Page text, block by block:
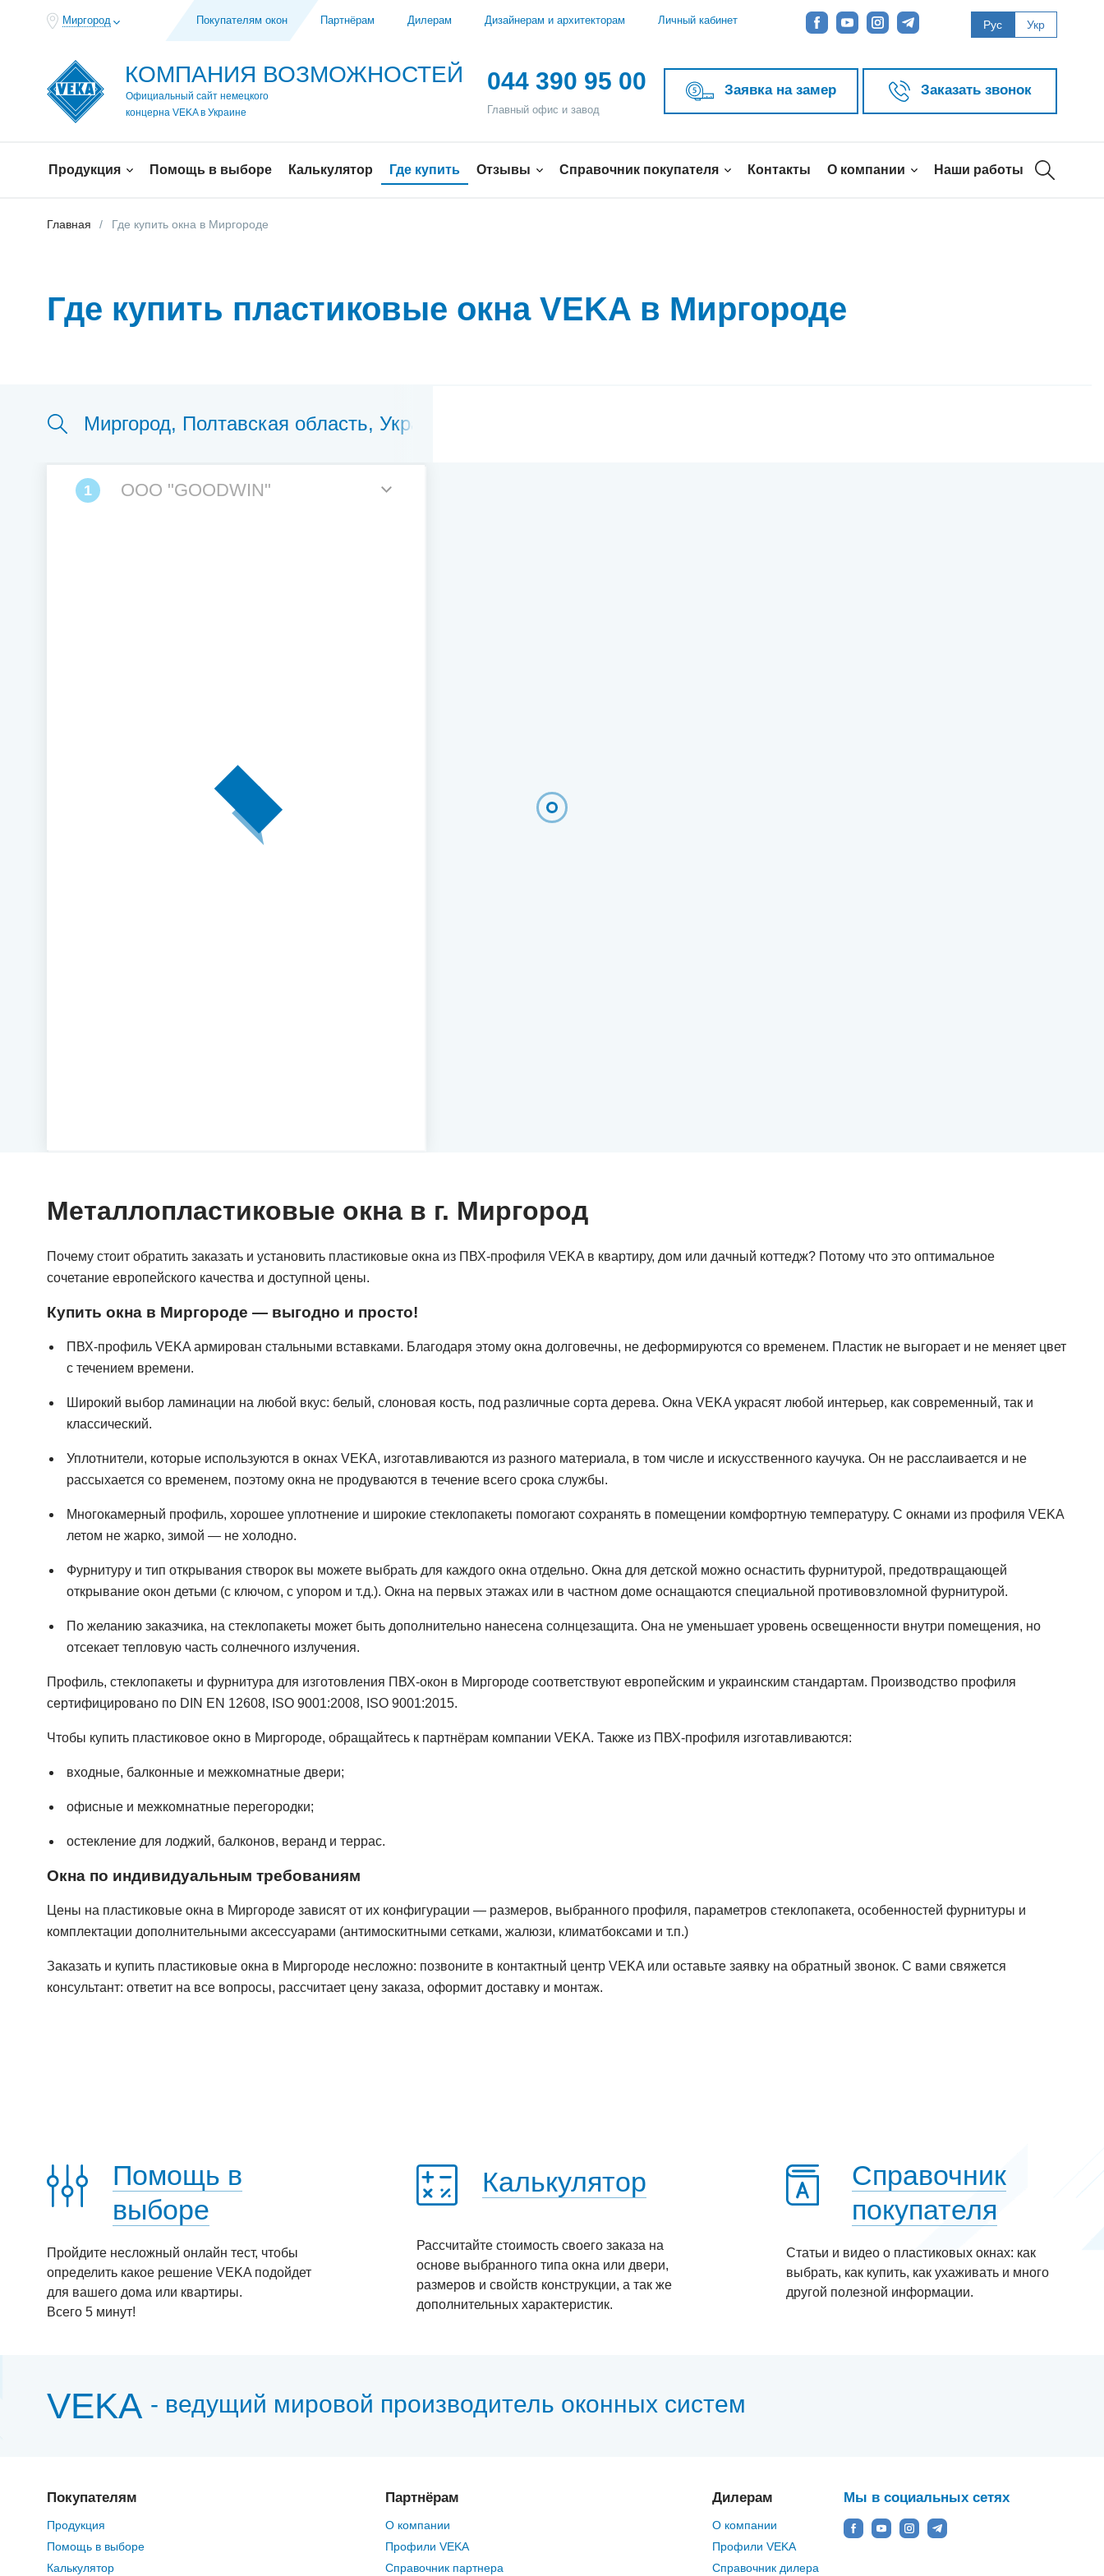
Миргород Покупателям окон Партнёрам Дилерам Дизайнерам и архитекторам Личный кабинет Рус Укр
КОМПАНИЯ ВОЗМОЖНОСТЕЙ
Официальный сайт немецкого
концерна VEKA в Украине
044 390 95 00
Главный офис и завод
Заявка на замер Заказать звонок
Продукция Помощь в выборе Калькулятор Где купить Отзывы Справочник покупателя Контакты О компании Наши работы
Главная Где купить окна в Миргороде
Где купить пластиковые окна VEKA в Миргороде
1 ООО "GOODWIN"
Металлопластиковые окна в г. Миргород
Почему стоит обратить заказать и установить пластиковые окна из ПВХ-профиля VEKA в квартиру, дом или дачный коттедж? Потому что это оптимальное
сочетание европейского качества и доступной цены.
Купить окна в Миргороде — выгодно и просто!
ПВХ-профиль VEKA армирован стальными вставками. Благодаря этому окна долговечны, не деформируются со временем. Пластик не выгорает и не меняет цвет
с течением времени.
Широкий выбор ламинации на любой вкус: белый, слоновая кость, под различные сорта дерева. Окна VEKA украсят любой интерьер, как современный, так и
классический.
Уплотнители, которые используются в окнах VEKA, изготавливаются из разного материала, в том числе и искусственного каучука. Он не расслаивается и не
рассыхается со временем, поэтому окна не продуваются в течение всего срока службы.
Многокамерный профиль, хорошее уплотнение и широкие стеклопакеты помогают сохранять в помещении комфортную температуру. С окнами из профиля VEKA
летом не жарко, зимой — не холодно.
Фурнитуру и тип открывания створок вы можете выбрать для каждого окна отдельно. Окна для детской можно оснастить фурнитурой, предотвращающей
открывание окон детьми (с ключом, с упором и т.д.). Окна на первых этажах или в частном доме оснащаются специальной противовзломной фурнитурой.
По желанию заказчика, на стеклопакеты может быть дополнительно нанесена солнцезащита. Она не уменьшает уровень освещенности внутри помещения, но
отсекает тепловую часть солнечного излучения.
Профиль, стеклопакеты и фурнитура для изготовления ПВХ-окон в Миргороде соответствуют европейским и украинским стандартам. Производство профиля
сертифицировано по DIN EN 12608, ISO 9001:2008, ISO 9001:2015.
Чтобы купить пластиковое окно в Миргороде, обращайтесь к партнёрам компании VEKA. Также из ПВХ-профиля изготавливаются:
входные, балконные и межкомнатные двери;
офисные и межкомнатные перегородки;
остекление для лоджий, балконов, веранд и террас.
Окна по индивидуальным требованиям
Цены на пластиковые окна в Миргороде зависят от их конфигурации — размеров, выбранного профиля, параметров стеклопакета, особенностей фурнитуры и
комплектации дополнительными аксессуарами (антимоскитными сетками, жалюзи, климатбоксами и т.п.)
Заказать и купить пластиковые окна в Миргороде несложно: позвоните в контактный центр VEKA или оставьте заявку на обратный звонок. С вами свяжется
консультант: ответит на все вопросы, рассчитает цену заказа, оформит доставку и монтаж.
Помощь в
выборе
Пройдите несложный онлайн тест, чтобы
определить какое решение VEKA подойдет
для вашего дома или квартиры.
Всего 5 минут!
Калькулятор
Рассчитайте стоимость своего заказа на
основе выбранного типа окна или двери,
размеров и свойств конструкции, а так же
дополнительных характеристик.
Справочник
покупателя
Статьи и видео о пластиковых окнах: как
выбрать, как купить, как ухаживать и много
другой полезной информации.
VEKA - ведущий мировой производитель оконных систем
Покупателям
Продукция
Помощь в выборе
Калькулятор
Партнёрам
О компании
Профили VEKA
Справочник партнера
Дилерам
О компании
Профили VEKA
Справочник дилера
Мы в социальных сетях